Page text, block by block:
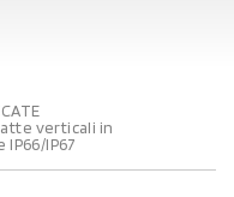
verticali in
IP66/IP67